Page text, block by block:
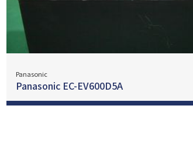
Panasonic
Panasonic EC-EV600D5A